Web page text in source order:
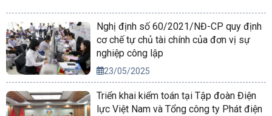
Nghị định số 60/2021/NĐ-CP quy định
cơ chế tự chủ tài chính của đơn vị sự
nghiệp công lập
23/05/2025
Triển khai kiểm toán tại Tập đoàn Điện
lực Việt Nam và Tổng công ty Phát điện